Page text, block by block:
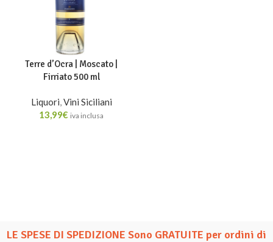
Terre d’Ocra | Moscato |
Firriato 500 ml
Liquori,Vini Siciliani
13,99€ iva inclusa
LE SPESE DI SPEDIZIONE Sono GRATUITE per ordini di